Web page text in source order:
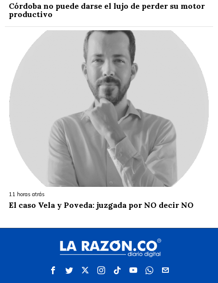
Córdoba no puede darse el lujo de perder su motor
productivo
11 horas atrás
El caso Vela y Poveda: juzgada por NO decir NO